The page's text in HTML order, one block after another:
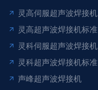
灵高伺服超声波焊接机
灵高超声波焊接机标准
灵科伺服超声波焊接机
灵科超声波焊接机标准
声峰超声波焊接机